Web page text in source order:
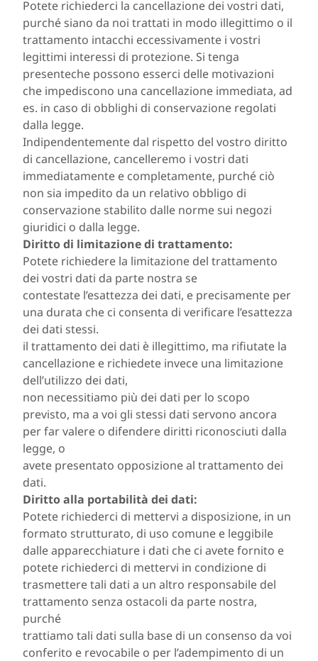
Potete richiederci la cancellazione dei vostri dati,
purché siano da noi trattati in modo illegittimo o il
trattamento intacchi eccessivamente i vostri
legittimi interessi di protezione. Si tenga
presenteche possono esserci delle motivazioni
che impediscono una cancellazione immediata, ad
es. in caso di obblighi di conservazione regolati
dalla legge.
Indipendentemente dal rispetto del vostro diritto
di cancellazione, cancelleremo i vostri dati
immediatamente e completamente, purché ciò
non sia impedito da un relativo obbligo di
conservazione stabilito dalle norme sui negozi
giuridici o dalla legge.
Diritto di limitazione di trattamento:
Potete richiedere la limitazione del trattamento
dei vostri dati da parte nostra se
contestate l’esattezza dei dati, e precisamente per
una durata che ci consenta di verificare l’esattezza
dei dati stessi.
il trattamento dei dati è illegittimo, ma rifiutate la
cancellazione e richiedete invece una limitazione
dell’utilizzo dei dati,
non necessitiamo più dei dati per lo scopo
previsto, ma a voi gli stessi dati servono ancora
per far valere o difendere diritti riconosciuti dalla
legge, o
avete presentato opposizione al trattamento dei
dati.
Diritto alla portabilità dei dati:
Potete richiederci di mettervi a disposizione, in un
formato strutturato, di uso comune e leggibile
dalle apparecchiature i dati che ci avete fornito e
potete richiederci di mettervi in condizione di
trasmettere tali dati a un altro responsabile del
trattamento senza ostacoli da parte nostra,
purché
trattiamo tali dati sulla base di un consenso da voi
conferito e revocabile o per l’adempimento di un